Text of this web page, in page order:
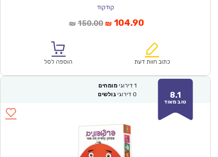
קודקוד
₪ 150.00המחיר
₪150.00.
₪ 104.90המחיר
הוא:
כתוב חוות דעת הוספה לסל
8.1
טוב מאוד
1 דירוגי מומחים
0 דירוגי גולשים